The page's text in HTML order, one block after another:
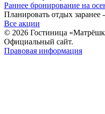
Раннее бронирование на
Планировать отдых заранее
Все акции
© 2026 Гостиница
Официальный сайт.
Правовая информация